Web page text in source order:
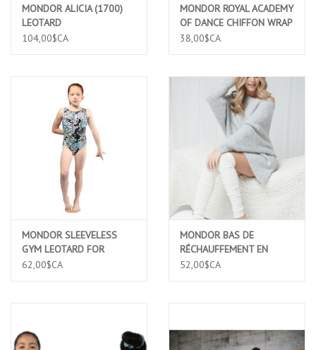
MONDOR ALICIA (1700)
LEOTARD
104,00$CA
MONDOR ROYAL ACADEMY
OF DANCE CHIFFON WRAP
SKIRT ADULT (16100)
38,00$CA
MONDOR SLEEVELESS
GYM LEOTARD FOR
ADULTS (7822A) FLOWER
62,00$CA
MONDOR BAS DE
RÉCHAUFFEMENT EN
LAINE MERINO (276)
52,00$CA